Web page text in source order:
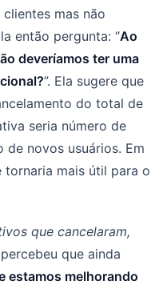
mas não
então pergunta: “Ao
deveríamos ter uma
”. Ela sugere que
do total de
seria número de
de novos usuários. Em
tornaria mais útil para o
que cancelaram,
que ainda
estamos melhorando